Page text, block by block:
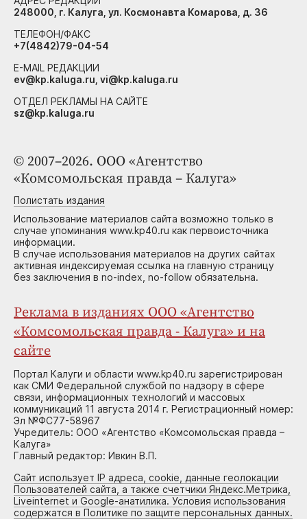
© 2007–2026. ООО «Агентство
«Комсомольская правда – Калуга»
Полистать издания
Использование материалов сайта возможно только в
случае упоминания www.kp40.ru как первоисточника
информации.
В случае использования материалов на других сайтах
активная индексируемая ссылка на главную страницу
без заключения в no-index, no-follow обязательна.
Реклама в изданиях ООО «Агентство
«Комсомольская правда - Калуга» и на
сайте
Портал Калуги и области www.kp40.ru зарегистрирован
как СМИ Федеральной службой по надзору в сфере
связи, информационных технологий и массовых
коммуникаций 11 августа 2014 г. Регистрационный номер:
Эл №ФС77-58967
Учредитель: ООО «Агентство «Комсомольская правда –
Калуга»
Главный редактор: Ивкин В.П.
Сайт использует IP адреса, cookie, данные геолокации
Пользователей сайта, а также счетчики Яндекс.Метрика,
Liveinternet и Google-анатилика. Условия использования
содержатся в Политике по защите персональных данных.
248000, г. Калуга, ул. Космонавта Комарова, д. 36
ТЕЛЕФОН/ФАКС
+7(4842)79-04-54
E-MAIL РЕДАКЦИИ
ev@kp.kaluga.ru, vi@kp.kaluga.ru
ОТДЕЛ РЕКЛАМЫ НА САЙТЕ
sz@kp.kaluga.ru